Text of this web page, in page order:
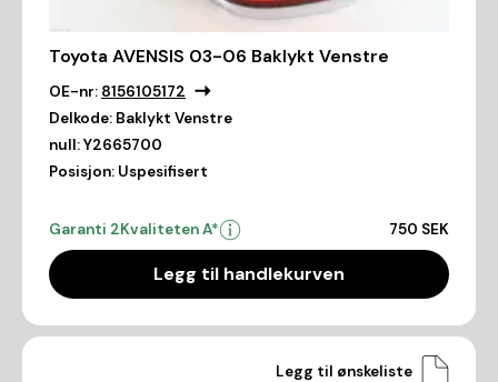
Toyota AVENSIS 03-06 Baklykt Venstre
OE-nr: 8156105172
Delkode: Baklykt Venstre
null:Y2665700
Posisjon: Uspesifisert
Garanti 2Kvaliteten A* 750 SEK
Legg til handlekurven
Legg til ønskeliste